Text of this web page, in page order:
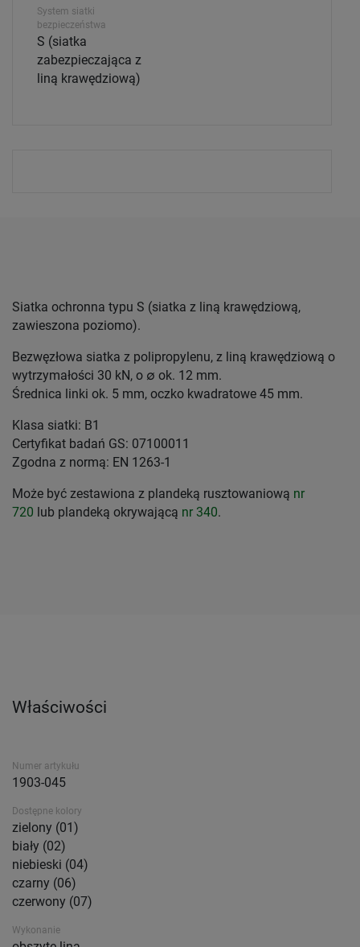
System siatki
bezpieczeństwa
S (siatka
zabezpieczająca z
liną krawędziową)
Siatka ochronna typu S (siatka z liną krawędziową,
zawieszona poziomo).
Bezwęzłowa siatka z polipropylenu, z liną krawędziową o
wytrzymałości 30 kN, o ∅ ok. 12 mm.
Średnica linki ok. 5 mm, oczko kwadratowe 45 mm.
Klasa siatki: B1
Certyfikat badań GS: 07100011
Zgodna z normą: EN 1263-1
Może być zestawiona z plandeką rusztowaniową nr
720 lub plandeką okrywającą nr 340.
Właściwości
Numer artykułu
1903-045
Dostępne kolory
zielony (01)
biały (02)
niebieski (04)
czarny (06)
czerwony (07)
Wykonanie